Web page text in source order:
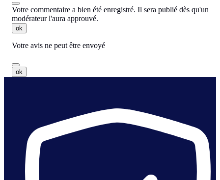
Votre commentaire a bien été enregistré. Il sera publié dès qu'un
modérateur l'aura approuvé.
ok
Votre avis ne peut être envoyé
ok